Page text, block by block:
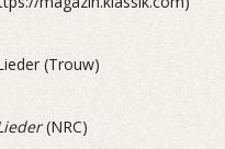
(Trouw)
(NRC)